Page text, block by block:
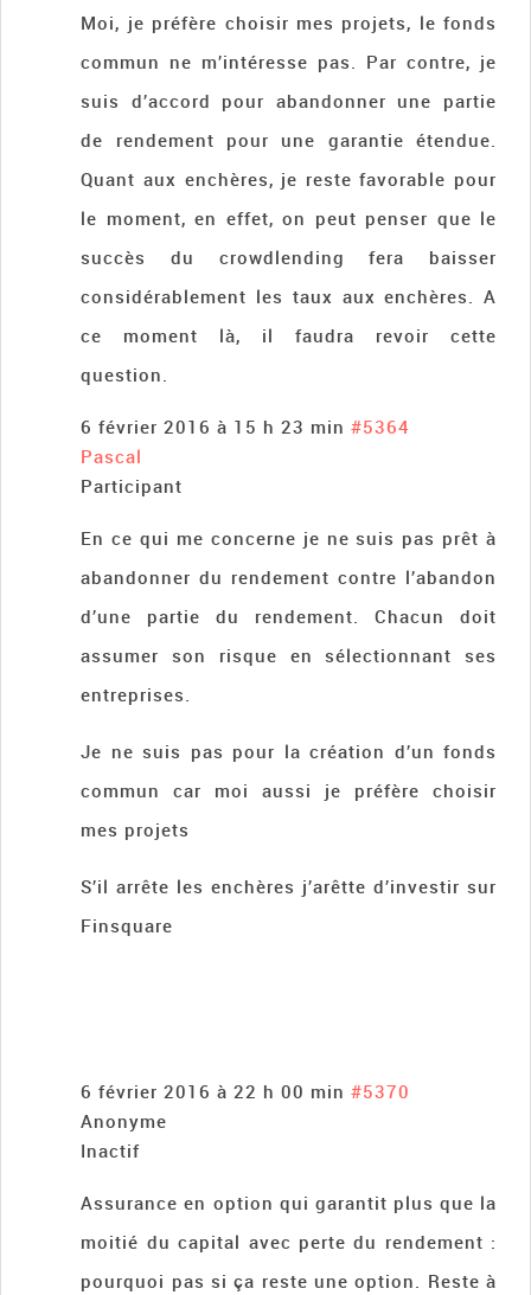
Moi, je préfère choisir mes projets, le fonds
commun ne m’intéresse pas. Par contre, je
suis d’accord pour abandonner une partie
de rendement pour une garantie étendue.
Quant aux enchères, je reste favorable pour
le moment, en effet, on peut penser que le
succès du crowdlending fera baisser
considérablement les taux aux enchères. A
ce moment là, il faudra revoir cette
question.
6 février 2016 à 15 h 23 min #5364
Pascal
Participant
En ce qui me concerne je ne suis pas prêt à
abandonner du rendement contre l’abandon
d’une partie du rendement. Chacun doit
assumer son risque en sélectionnant ses
entreprises.
Je ne suis pas pour la création d’un fonds
commun car moi aussi je préfère choisir
mes projets
S’il arrête les enchères j’arêtte d’investir sur
Finsquare
6 février 2016 à 22 h 00 min #5370
Anonyme
Inactif
Assurance en option qui garantit plus que la
moitié du capital avec perte du rendement :
pourquoi pas si ça reste une option. Reste à